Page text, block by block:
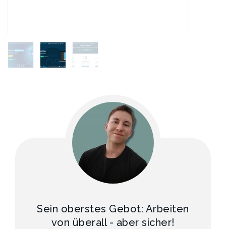
Sein oberstes Gebot: Arbeiten
von überall - aber sicher!